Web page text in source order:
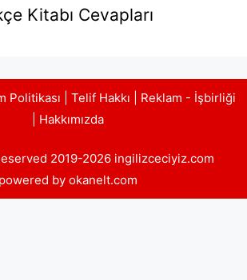
Kitabı Cevapları
Politikası Telif Hakkı
Reklam - İşbirliği
Hakkımızda
2019-2026 ingilizceciyiz.com
powered by okanelt.com